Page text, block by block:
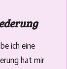
ich eine
hat mir